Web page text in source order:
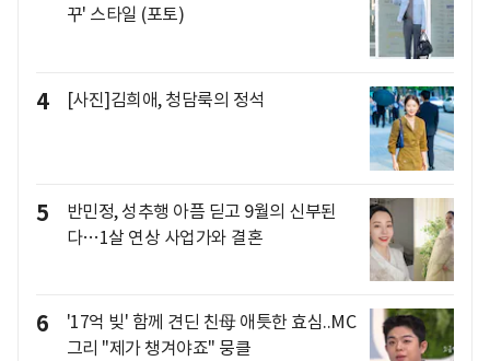
꾸' 스타일 (포토)
4 [사진]김희애, 청담룩의 정석
5
반민정, 성추행 아픔 딛고 9월의 신부된
다…1살 연상 사업가와 결혼
6
'17억 빚' 함께 견딘 친母 애틋한 효심..MC
그리 "제가 챙겨야죠" 뭉클